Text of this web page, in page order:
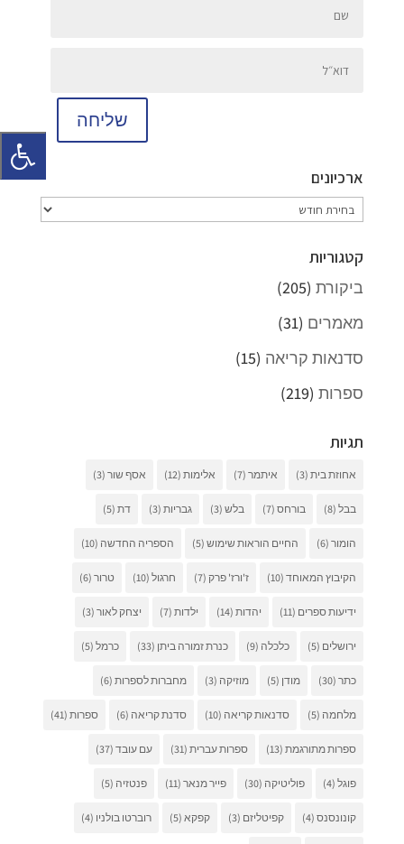
שליחה
ארכיונים
ארכיונים
קטגוריות
ביקורת(205)
מאמרים (31)
סדנאות קריאה (15)
ספרות(219)
תגיות
אחוזת בית(3) איתמר(7) אלימות(12) אסף שור(3)
בבל(8) בורחס(7) בלש(3) גבריות(3) דת(5)
הומור(6) החיים הוראות שימוש(5) הספריה החדשה (10)
הקיבוץ המאוחד(10) ז'ורז' פרק(7) חרגול(10) טרור(6)
ידיעות ספרים (11) יהדות(14) ילדות(7) יצחק לאור(3)
ירושלים (5) כלכלה (9) כנרת זמורה ביתן (33) כרמל(5)
כתר(30) מודן (5) מוזיקה (3) מחברות לספרות(6)
מלחמה (5) סדנאות קריאה (10) סדנת קריאה (6) ספרות(41)
ספרות מתורגמת(13) ספרות עברית(31) עם עובד(37)
פוגל(4) פוליטיקה (30) פייר מנאר(11) פנטזיה (5)
קונונסנס(4) קפיטליזם (3) קפקא(5) רוברטו בולניו (4)